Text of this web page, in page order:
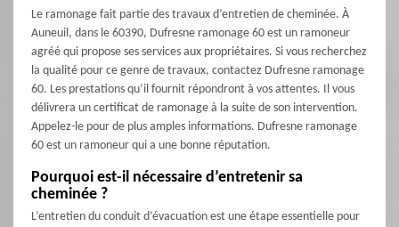
Le ramonage fait partie des travaux d’entretien de cheminée. À
Auneuil, dans le 60390, Dufresne ramonage 60 est un ramoneur
agréé qui propose ses services aux propriétaires. Si vous recherchez
la qualité pour ce genre de travaux, contactez Dufresne ramonage
60. Les prestations qu’il fournit répondront à vos attentes. Il vous
délivrera un certificat de ramonage à la suite de son intervention.
Appelez-le pour de plus amples informations. Dufresne ramonage
60 est un ramoneur qui a une bonne réputation.
Pourquoi est-il nécessaire d’entretenir sa
cheminée ?
L’entretien du conduit d’évacuation est une étape essentielle pour